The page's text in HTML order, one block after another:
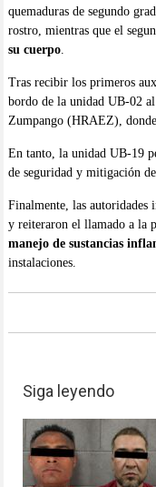
quemaduras de segundo
rostro, mientras que el
su cuerpo.
Tras recibir los primeros
bordo de la unidad UB-02
Zumpango (HRAEZ),
En tanto, la unidad UB-19
de seguridad y mitigación
Finalmente, las
y reiteraron el llamado a la
manejo de sustancias
instalaciones.
Siga leyendo